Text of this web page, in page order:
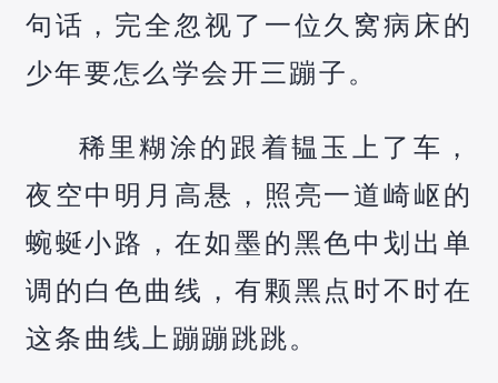
句话，完全忽视了一位久窝病床的
少年要怎么学会开三蹦子。
稀里糊涂的跟着韫玉上了车，
夜空中明月高悬，照亮一道崎岖的
蜿蜒小路，在如墨的黑色中划出单
调的白色曲线，有颗黑点时不时在
这条曲线上蹦蹦跳跳。